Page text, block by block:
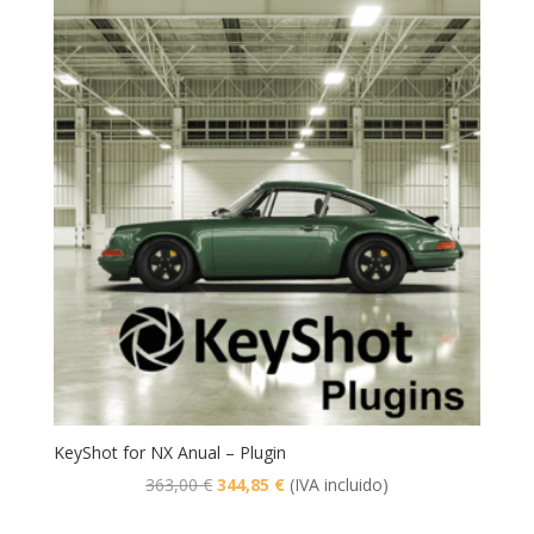
era:
1.257,19 €.
es:
1.194,33 €.
KeyShot for NX Anual – Plugin
363,00€ El
344,85 €El(IVA incluido)